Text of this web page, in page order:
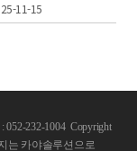
11-15
052-232-1004 Copyright
는 카야솔루션으로